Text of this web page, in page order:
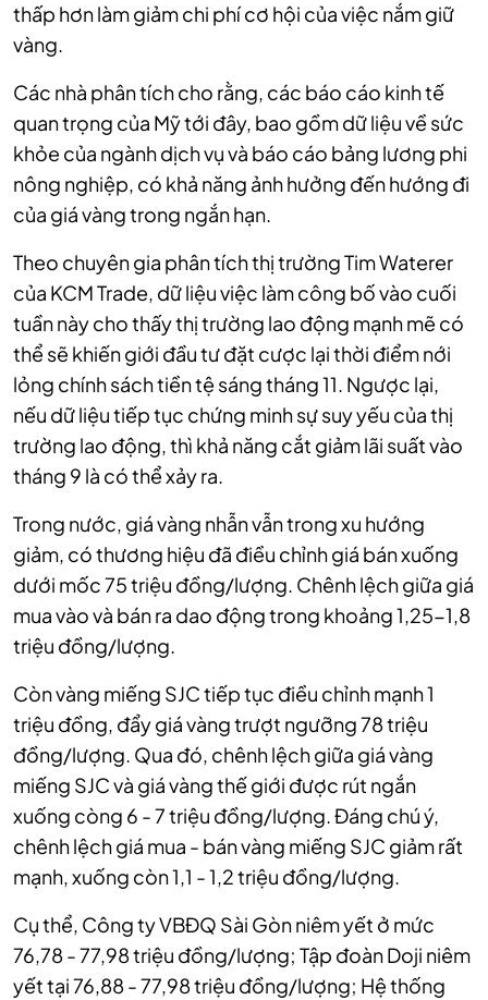
thấp hơn làm giảm chi phí cơ hội của việc nắm giữ
vàng.
Các nhà phân tích cho rằng, các báo cáo kinh tế
quan trọng của Mỹ tới đây, bao gồm dữ liệu về sức
khỏe của ngành dịch vụ và báo cáo bảng lương phi
nông nghiệp, có khả năng ảnh hưởng đến hướng đi
của giá vàng trong ngắn hạn.
Theo chuyên gia phân tích thị trường Tim Waterer
của KCM Trade, dữ liệu việc làm công bố vào cuối
tuần này cho thấy thị trường lao động mạnh mẽ có
thể sẽ khiến giới đầu tư đặt cược lại thời điểm nới
lỏng chính sách tiền tệ sáng tháng 11. Ngược lại,
nếu dữ liệu tiếp tục chứng minh sự suy yếu của thị
trường lao động, thì khả năng cắt giảm lãi suất vào
tháng 9 là có thể xảy ra.
Trong nước, giá vàng nhẫn vẫn trong xu hướng
giảm, có thương hiệu đã điều chỉnh giá bán xuống
dưới mốc 75 triệu đồng/lượng. Chênh lệch giữa giá
mua vào và bán ra dao động trong khoảng 1,25-1,8
triệu đồng/lượng.
Còn vàng miếng SJC tiếp tục điều chỉnh mạnh 1
triệu đồng, đẩy giá vàng trượt ngưỡng 78 triệu
đồng/lượng. Qua đó, chênh lệch giữa giá vàng
miếng SJC và giá vàng thế giới được rút ngắn
xuống còng 6 - 7 triệu đồng/lượng. Đáng chú ý,
chênh lệch giá mua - bán vàng miếng SJC giảm rất
mạnh, xuống còn 1,1 - 1,2 triệu đồng/lượng.
Cụ thể, Công ty VBĐQ Sài Gòn niêm yết ở mức
76,78 - 77,98 triệu đồng/lượng; Tập đoàn Doji niêm
yết tại 76,88 - 77,98 triệu đồng/lượng; Hệ thống